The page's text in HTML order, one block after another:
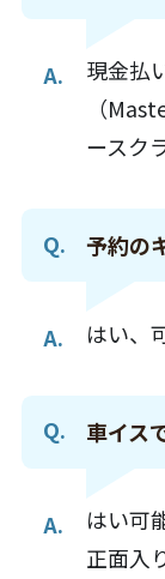
現金払
（
ースク
予約の
はい、
車イス
はい可
正面入